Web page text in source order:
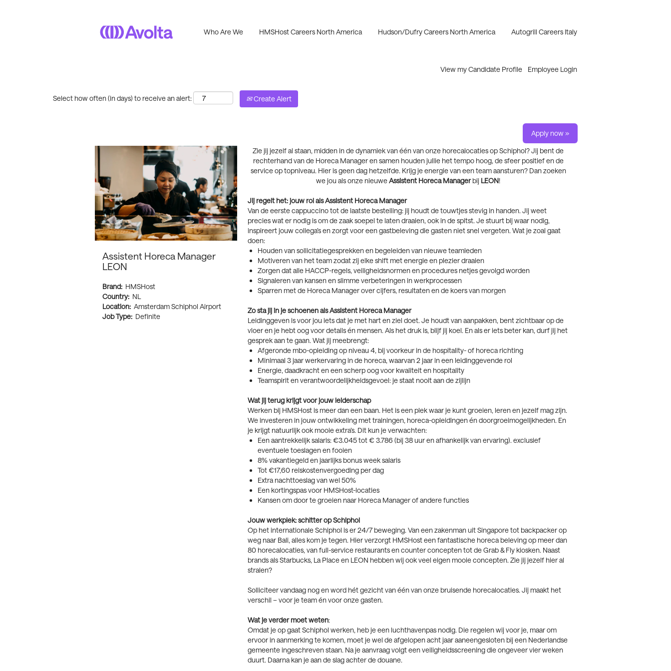
Who Are We HMSHost Careers North America Hudson/Dufry Careers North America Autogrill Careers Italy
View my Candidate Profile Employee Login
Select how often (in days) to receive an alert: Create Alert
Apply now »
Assistent Horeca Manager
LEON
Brand: HMSHost
Country: NL
Location: Amsterdam Schiphol Airport
Job Type: Definite
Zie jij jezelf al staan, midden in de dynamiek van één van onze horecalocaties op Schiphol? Jij bent de
rechterhand van de Horeca Manager en samen houden jullie het tempo hoog, de sfeer positief en de
service op topniveau. Hier is geen dag hetzelfde. Krijg je energie van een team aansturen? Dan zoeken
we jou als onze nieuweAssistent Horeca Managerbij LEON!
Jij regelt het: jouw rol als Assistent Horeca Manager
Van de eerste cappuccino tot de laatste bestelling: jij houdt de touwtjes stevig in handen. Jij weet
precies wat er nodig is om de zaak soepel te laten draaien, ook in de spitst. Je stuurt bij waar nodig,
inspireert jouw collega’s en zorgt voor een gastbeleving die gasten niet snel vergeten. Wat je zoal gaat
doen:
Houden van sollicitatiegesprekken en begeleiden van nieuwe teamleden
Motiveren van het team zodat zij elke shift met energie en plezier draaien
Zorgen dat alle HACCP-regels, veiligheidsnormen en procedures netjes gevolgd worden
Signaleren van kansen en slimme verbeteringen in werkprocessen
Sparren met de Horeca Manager over cijfers, resultaten en de koers van morgen
Zo sta jij in je schoenen als Assistent Horeca Manager
Leidinggeven is voor jou iets dat je met hart en ziel doet. Je houdt van aanpakken, bent zichtbaar op de
vloer en je hebt oog voor details én mensen. Als het druk is, blijf jij koel. En als er iets beter kan, durf jij het
gesprek aan te gaan. Wat jij meebrengt:
Afgeronde mbo-opleiding op niveau 4, bij voorkeur in de hospitality- of horeca richting
Minimaal 3 jaar werkervaring in de horeca, waarvan 2 jaar in een leidinggevende rol
Energie, daadkracht en een scherp oog voor kwaliteit en hospitality
Teamspirit en verantwoordelijkheidsgevoel: je staat nooit aan de zijlijn
Wat jij terug krijgt voor jouw leiderschap
Werken bij HMSHost is meer dan een baan. Het is een plek waar je kunt groeien, leren en jezelf mag zijn.
We investeren in jouw ontwikkeling met trainingen, horeca-opleidingen én doorgroeimogelijkheden. En
je krijgt natuurlijk ook mooie extra’s. Dit kun je verwachten:
Een aantrekkelijk salaris: €3.045 tot € 3.786 (bij 38 uur en afhankelijk van ervaring). exclusief
eventuele toeslagen en fooien
8% vakantiegeld en jaarlijks bonus week salaris
Tot €17,60 reiskostenvergoeding per dag
Extra nachttoeslag van wel 50%
Een kortingspas voor HMSHost-locaties
Kansen om door te groeien naar Horeca Manager of andere functies
Jouw werkplek: schitter op Schiphol
Op het internationale Schiphol is er 24/7 beweging. Van een zakenman uit Singapore tot backpacker op
weg naar Bali, alles kom je tegen. Hier verzorgt HMSHost een fantastische horeca beleving op meer dan
80 horecalocaties, van full-service restaurants en counter concepten tot de Grab & Fly kiosken. Naast
brands als Starbucks, La Place en LEON hebben wij ook veel eigen mooie concepten. Zie jij jezelf hier al
stralen?
Solliciteer vandaag nog en word hét gezicht van één van onze bruisende horecalocaties. Jij maakt het
verschil – voor je team én voor onze gasten.
Wat je verder moet weten:
Omdat je op gaat Schiphol werken, heb je een luchthavenpas nodig. Die regelen wij voor je, maar om
ervoor in aanmerking te komen, moet je wel de afgelopen acht jaar aaneengesloten bij een Nederlandse
gemeente ingeschreven staan. Na je aanvraag volgt een veiligheidsscreening die ongeveer vier weken
duurt. Daarna kan je aan de slag achter de douane.